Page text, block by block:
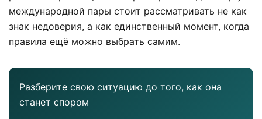
международной пары стоит рассматривать не как
знак недоверия, а как единственный момент, когда
правила ещё можно выбрать самим.
Разберите свою ситуацию до того, как она
станет спором